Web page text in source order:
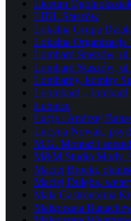
Liceum
LIDL Staszów
Lokalna Grupa
Lokalna Organizacja
Lombard Staszów,
Lombard Staszów,
Lombardy, komisy
Loombard – lombard
Łubnice
Łucja i Andrzej
Lucyna Nowak,
M.G. Montaż i
M&M Studio Mody,
Maciej Brocki,
Maciej Dulęba,
Mała Gastronomia
Małgorzata